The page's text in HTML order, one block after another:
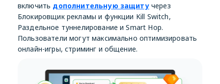
включить дополнительную защитучерез
Блокировщик рекламы и функции Kill Switch,
Раздельное туннелирование и Smart Hop.
Пользователи могут максимально оптимизировать
онлайн-игры, стриминг и общение.